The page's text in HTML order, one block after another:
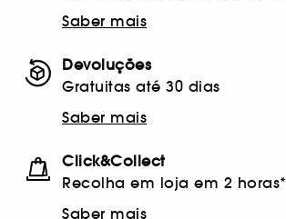
Saber mais
Devoluções
Gratuitas até 30 dias
Saber mais
Click&Collect
Recolha em loja em 2 horas*
Saber mais